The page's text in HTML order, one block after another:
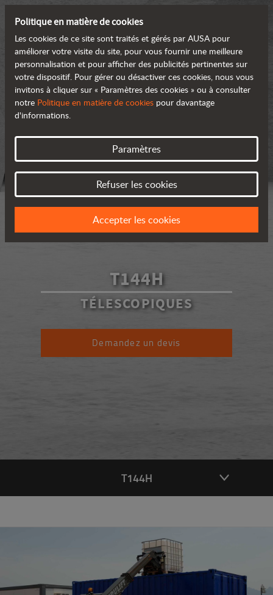
T144H
TÉLESCOPIQUES
Demandez un devis
T144H
Politique en matière de cookies
Les cookies de ce site sont traités et gérés par AUSA pour
améliorer votre visite du site, pour vous fournir une meilleure
personnalisation et pour afficher des publicités pertinentes sur
votre dispositif. Pour gérer ou désactiver ces cookies, nous vous
invitons à cliquer sur « Paramètres des cookies » ou à consulter
notre Politique en matière de cookies pour davantage
d'informations.
Paramètres
Refuser les cookies
Accepter les cookies